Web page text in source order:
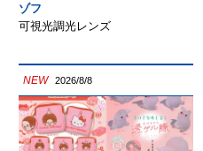
ゾフ
可視光調光レンズ
NEW 2026/8/8